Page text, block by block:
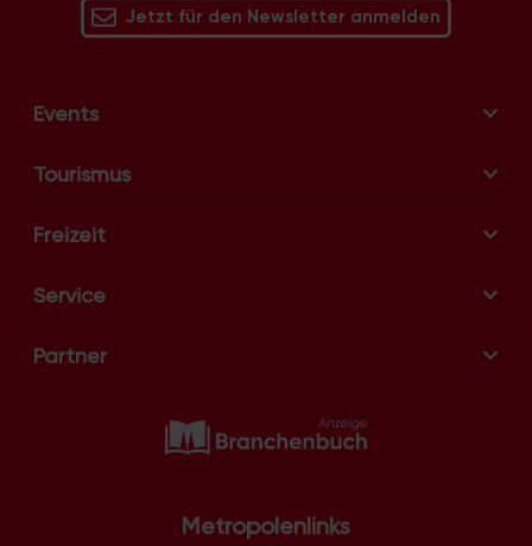
Jetzt für den Newsletter anmelden
Events
Tourismus
Freizeit
Service
Partner
Metropolenlinks